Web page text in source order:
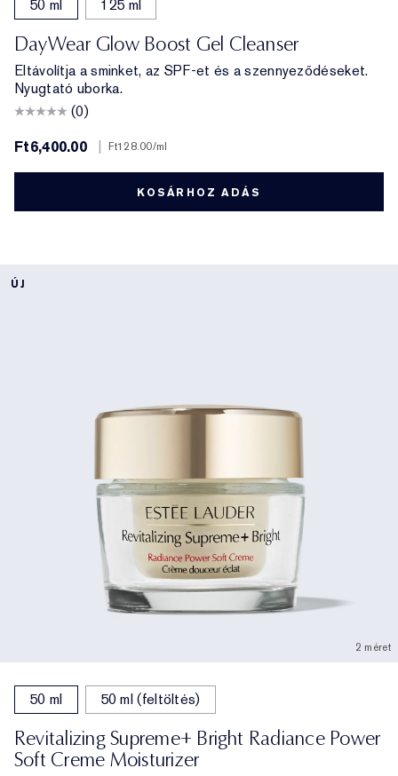
50 ml 125 ml
DayWear Glow Boost Gel Cleanser
Eltávolítja a sminket, az SPF-et és a szennyeződéseket.
Nyugtató uborka.
(0)
Ft6,400.00
Ft128.00/ml
KOSÁRHOZ ADÁS
ÚJ
2 méret
50 ml 50 ml (feltöltés)
Revitalizing Supreme+ Bright Radiance Power
Soft Creme Moisturizer